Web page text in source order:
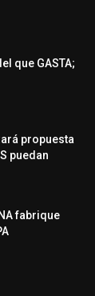
que GASTA;
propuesta
puedan
fabrique